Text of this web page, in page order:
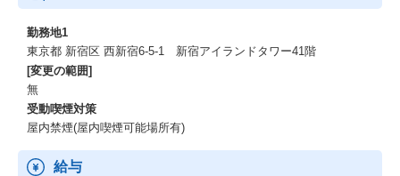
勤務地1
東京都 新宿区 西新宿6-5-1 新宿アイランドタワー41階
[変更の範囲]
無
受動喫煙対策
屋内禁煙(屋内喫煙可能場所有)
給与